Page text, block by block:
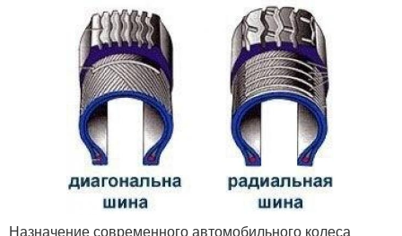
Назначение современного автомобильного колеса